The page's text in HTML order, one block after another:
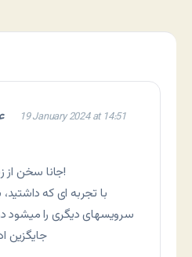
19 January 2024 at 14:51
جانا سخن از زبان ما گفتی!
با تجربه ای که
سرویسهای دیگری را میشود
جایگزین